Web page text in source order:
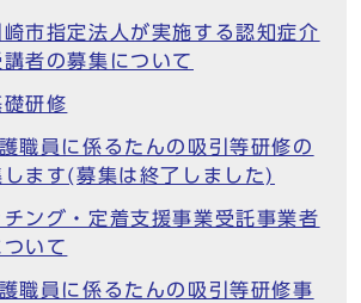
市指定法人が実施する認知症介
者の募集について
研修
職員に係るたんの吸引等研修の
ます(募集は終了しました)
ング・定着支援事業受託事業者
いて
職員に係るたんの吸引等研修事